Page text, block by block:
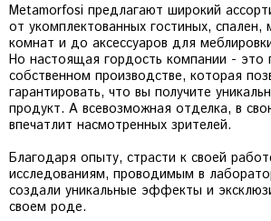
Metamorfosi предлагают широкий
от укомплектованных гостиных,
комнат и до аксессуаров для
Но настоящая гордость компании - это
собственном производстве, которая
гарантировать, что вы получите
продукт. А всевозможная отделка, в
впечатлит насмотренных зрителей.
Благодаря опыту, страсти к своей
исследованиям, проводимым в
создали уникальные эффекты и
своем роде.